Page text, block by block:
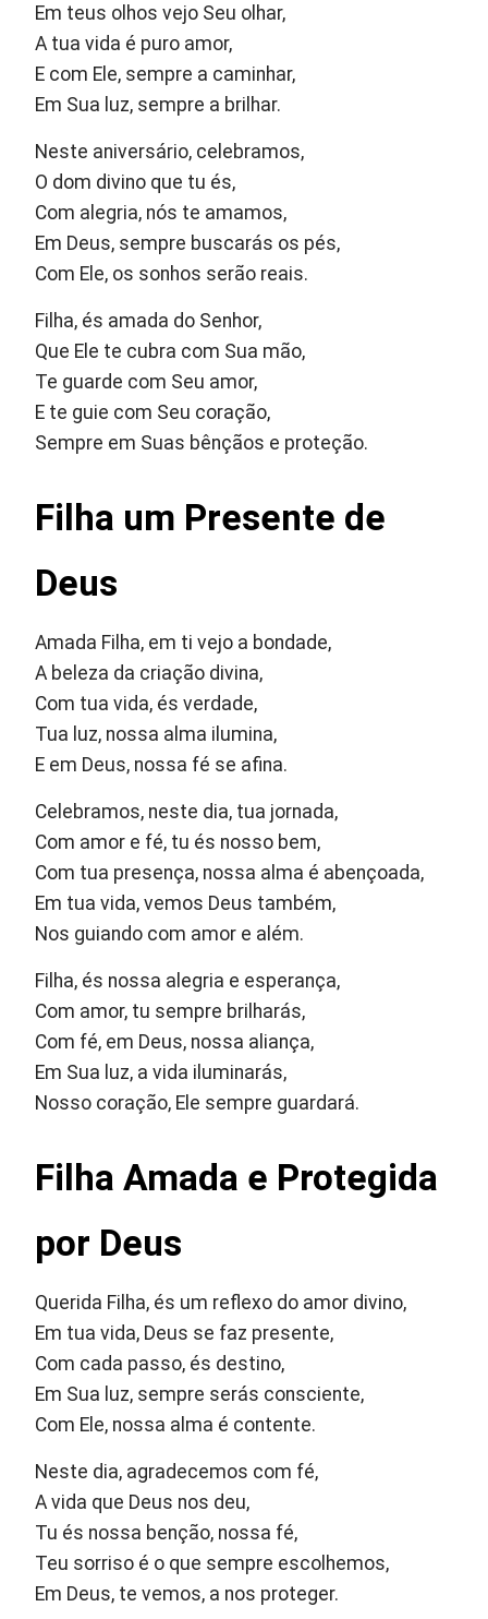
Em teus olhos vejo Seu olhar,
A tua vida é puro amor,
E com Ele, sempre a caminhar,
Em Sua luz, sempre a brilhar.
Neste aniversário, celebramos,
O dom divino que tu és,
Com alegria, nós te amamos,
Em Deus, sempre buscarás os pés,
Com Ele, os sonhos serão reais.
Filha, és amada do Senhor,
Que Ele te cubra com Sua mão,
Te guarde com Seu amor,
E te guie com Seu coração,
Sempre em Suas bênçãos e proteção.
Filha um Presente de
Deus
Amada Filha, em ti vejo a bondade,
A beleza da criação divina,
Com tua vida, és verdade,
Tua luz, nossa alma ilumina,
E em Deus, nossa fé se afina.
Celebramos, neste dia, tua jornada,
Com amor e fé, tu és nosso bem,
Com tua presença, nossa alma é abençoada,
Em tua vida, vemos Deus também,
Nos guiando com amor e além.
Filha, és nossa alegria e esperança,
Com amor, tu sempre brilharás,
Com fé, em Deus, nossa aliança,
Em Sua luz, a vida iluminarás,
Nosso coração, Ele sempre guardará.
Filha Amada e Protegida
por Deus
Querida Filha, és um reflexo do amor divino,
Em tua vida, Deus se faz presente,
Com cada passo, és destino,
Em Sua luz, sempre serás consciente,
Com Ele, nossa alma é contente.
Neste dia, agradecemos com fé,
A vida que Deus nos deu,
Tu és nossa benção, nossa fé,
Teu sorriso é o que sempre escolhemos,
Em Deus, te vemos, a nos proteger.